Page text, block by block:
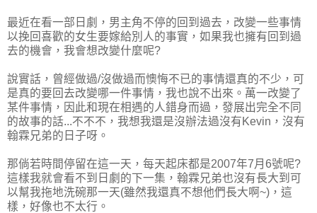
最近在看一部日劇，男主角不停的回到過去，改變一些事情
以挽回喜歡的女生要嫁給別人的事實，如果我也擁有回到過
去的機會，我會想改變什麼呢?
說實話，曾經做過/沒做過而懊悔不已的事情還真的不少，可
是真的要回去改變哪一件事情，我也說不出來。萬一改變了
某件事情，因此和現在相遇的人錯身而過，發展出完全不同
的故事的話...不不不，我想我還是沒辦法過沒有Kevin，沒有
翰霖兄弟的日子呀。
那倘若時間停留在這一天，每天起床都是2007年7月6號呢?
這樣我就會看不到日劇的下一集，翰霖兄弟也沒有長大到可
以幫我拖地洗碗那一天(雖然我還真不想他們長大啊~)，這
樣，好像也不太行。